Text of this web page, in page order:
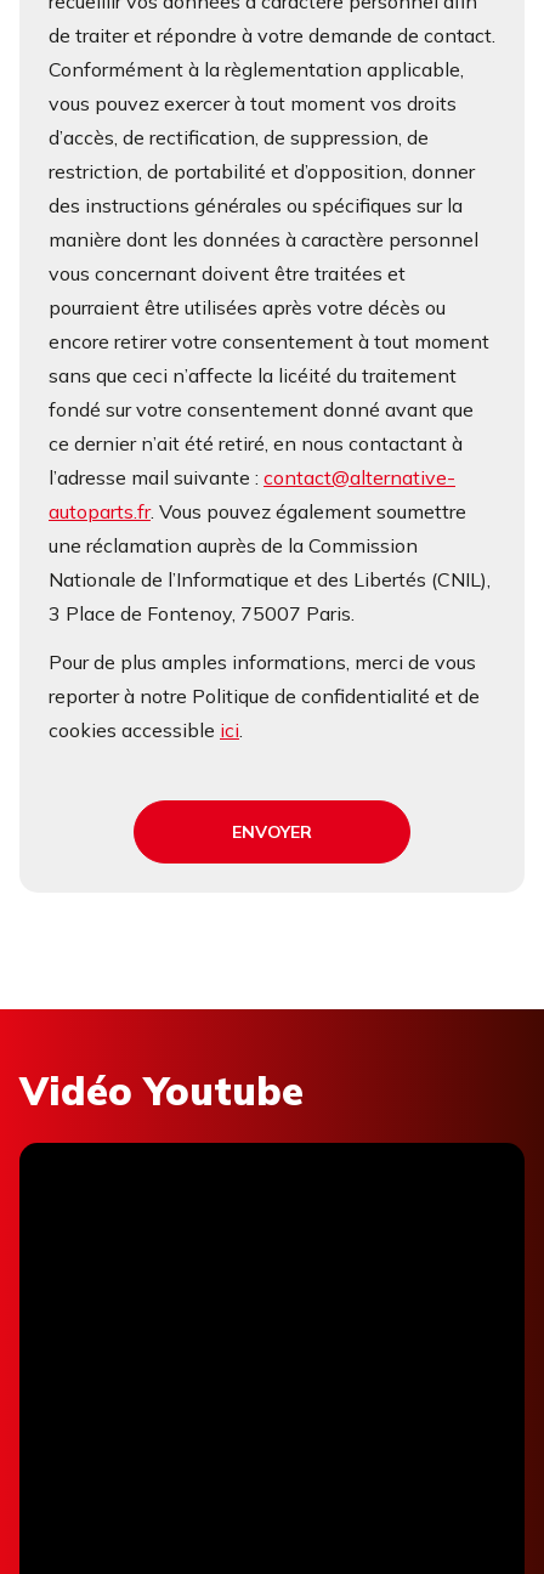
de traiter et répondre à votre demande de contact.
Conformément à la règlementation applicable,
vous pouvez exercer à tout moment vos droits
d’accès, de rectification, de suppression, de
restriction, de portabilité et d’opposition, donner
des instructions générales ou spécifiques sur la
manière dont les données à caractère personnel
vous concernant doivent être traitées et
pourraient être utilisées après votre décès ou
encore retirer votre consentement à tout moment
sans que ceci n’affecte la licéité du traitement
fondé sur votre consentement donné avant que
ce dernier n’ait été retiré, en nous contactant à
l’adresse mail suivante : contact@alternative-
autoparts.fr. Vous pouvez également soumettre
une réclamation auprès de la Commission
Nationale de l’Informatique et des Libertés (CNIL),
3 Place de Fontenoy, 75007 Paris.
Pour de plus amples informations, merci de vous
reporter à notre Politique de confidentialité et de
cookies accessible ici.
ENVOYER
Vidéo Youtube